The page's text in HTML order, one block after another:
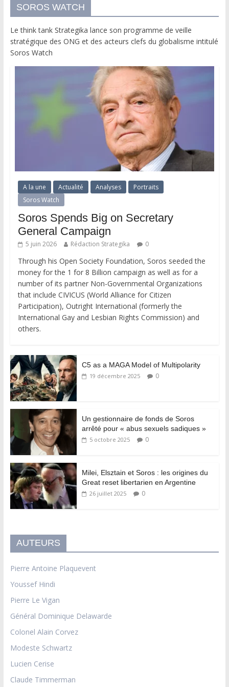
SOROS WATCH
Le think tank Strategika lance son programme de veille
stratégique des ONG et des acteurs clefs du globalisme intitulé
Soros Watch
A la une Actualité Analyses
Portraits
Soros Watch
Soros Spends Big on Secretary
General Campaign
5 juin 2026 Rédaction Strategika 0
Through his Open Society Foundation, Soros seeded the
money for the 1 for 8 Billion campaign as well as for a
number of its partner Non-Governmental Organizations
that include CIVICUS (World Alliance for Citizen
Participation), Outright International (formerly the
International Gay and Lesbian Rights Commission) and
others.
C5 as a MAGA Model of Multipolarity
19 décembre 2025 0
Un gestionnaire de fonds de Soros
arrêté pour « abus sexuels sadiques »
5 octobre 2025 0
Milei, Elsztain et Soros : les origines du
Great reset libertarien en Argentine
26 juillet 2025 0
AUTEURS
Pierre Antoine Plaquevent
Youssef Hindi
Pierre Le Vigan
Général Dominique Delawarde
Colonel Alain Corvez
Modeste Schwartz
Lucien Cerise
Claude Timmerman